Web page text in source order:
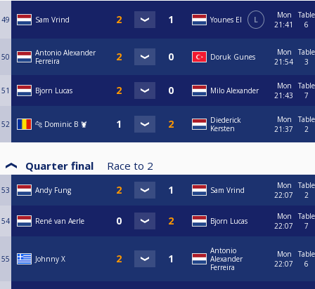
49 Sam Vrind Younes El L
Mon
21:41
Table
6
50
Antonio Alexander
Ferreira
Doruk Gunes
Mon
21:54
Table
3
51 Bjorn Lucas Milo Alexander
Mon
21:43
Table
7
52 🐆 Dominic B 🦞
Diederick
Kersten
Mon
21:37
Table
2
Quarter final Race to 2
53 Andy Fung Sam Vrind
Mon
22:07
Table
2
54 René van Aerle Bjorn Lucas
Mon
22:07
Table
7
55 Johnny X
Antonio
Alexander
Ferreira
Mon
22:07
Table
6